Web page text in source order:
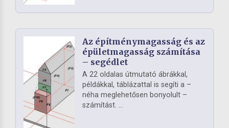
Az építménymagasság és az
épületmagasság számítása
– segédlet
A 22 oldalas útmutató ábrákkal,
példákkal, táblázattal is segíti a –
néha meglehetősen bonyolult –
számítást. ...